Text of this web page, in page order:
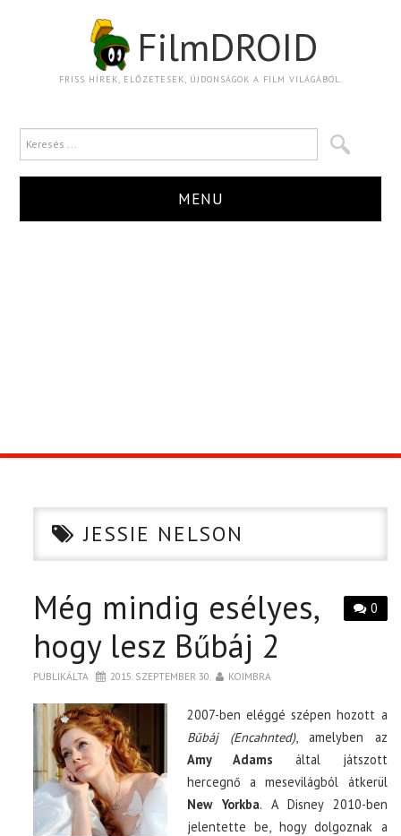
FilmDROID
FRISS HÍREK, ELŐZETESEK, ÚJDONSÁGOK A FILM VILÁGÁBÓL.
MENU
CIKK
PÓLÓ RENDELÉS
JESSIE NELSON
0
Még mindig esélyes,
hogy lesz Bűbáj 2
PUBLIKÁLTA 2015. SZEPTEMBER 30. KOIMBRA
2007-ben eléggé szépen hozott a
Bűbáj (Encahnted), amelyben az
Amy Adams által játszott
hercegnő a mesevilágból átkerül
New Yorkba. A Disney 2010-ben
jelentette be, hogy dolgoznak a